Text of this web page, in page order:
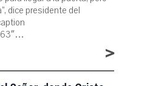
dice presidente del
>